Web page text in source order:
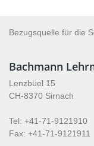
Bezugsquelle für die
Bachmann
Lenzbüel 15
CH-8370 Sirnach
Tel: +41-71-9121910
Fax: +41-71-9121911